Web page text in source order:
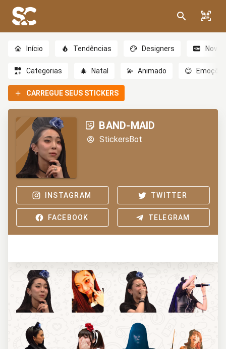
Início Tendências Designers Novo
Categorias 🎄 Natal 💫 Animado 😊
CARREGUE SEUS STICKERS
BAND-MAID
StickersBot
INSTAGRAM TWITTER
FACEBOOK TELEGRAM